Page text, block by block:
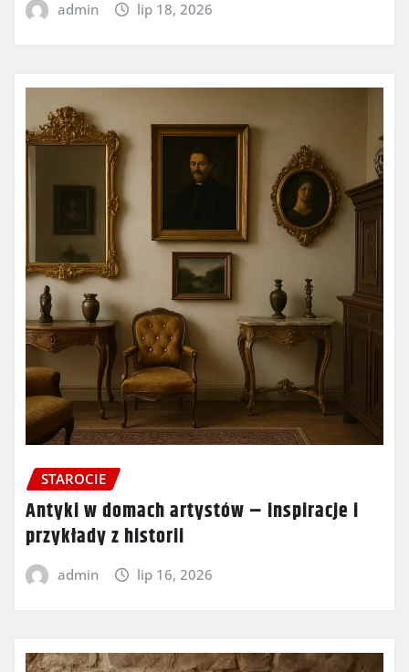
admin lip 18, 2026
STAROCIE
Antyki w domach artystów – inspiracje i
przykłady z historii
admin lip 16, 2026